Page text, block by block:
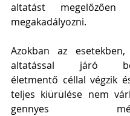
altatást
megakadályozni.
Azokban az
altatással járó
életmentő céllal végzik
teljes kiürülése nem
gennyes